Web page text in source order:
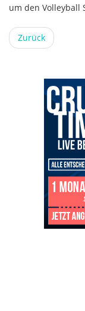
um den Volleyball
Zurück